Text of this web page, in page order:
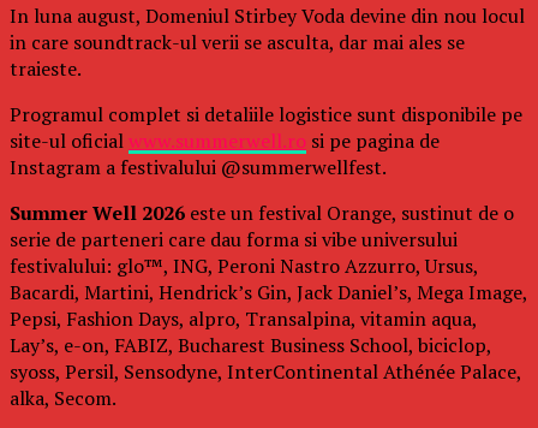
In luna august, Domeniul Stirbey Voda devine din nou locul
in care soundtrack-ul verii se asculta, dar mai ales se
traieste.
Programul complet si detaliile logistice sunt disponibile pe
site-ul oficialwww.summerwell.ro si pe pagina de
Instagram a festivalului @summerwellfest.
Summer Well 2026 este un festival Orange, sustinut de o
serie de parteneri care dau forma si vibe universului
festivalului: glo™, ING, Peroni Nastro Azzurro, Ursus,
Bacardi, Martini, Hendrick’s Gin, Jack Daniel’s, Mega Image,
Pepsi, Fashion Days, alpro, Transalpina, vitamin aqua,
Lay’s, e-on, FABIZ, Bucharest Business School, biciclop,
syoss, Persil, Sensodyne, InterContinental Athénée Palace,
alka, Secom.